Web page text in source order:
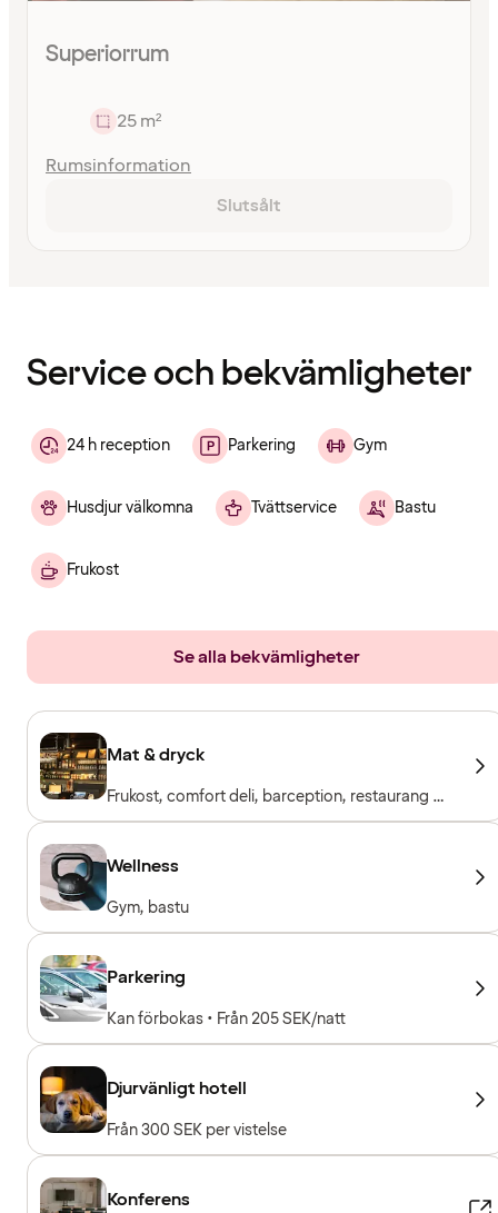
Superiorrum
25 m²
Rumsinformation
Slutsålt
Service och bekvämligheter
24 h reception Parkering Gym
Husdjur välkomna Tvättservice Bastu
Frukost
Se alla bekvämligheter
Mat & dryck
Frukost, comfort deli, barception, restaurang &
bar
Wellness
Gym, bastu
Parkering
Kan förbokas • Från 205 SEK/natt
Djurvänligt hotell
Från 300 SEK per vistelse
Konferens